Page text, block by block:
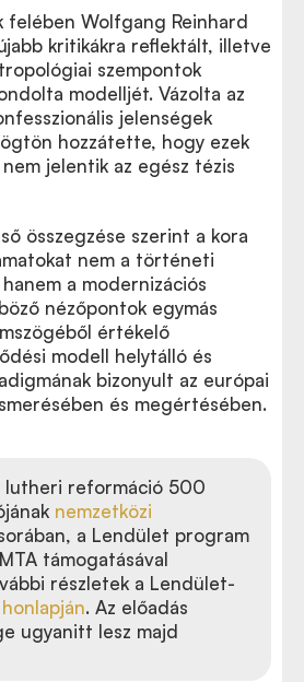
felében Wolfgang Reinhard
kritikákra reflektált, illetve
szempontok
modelljét. Vázolta az
jelenségek
hozzátette, hogy ezek
jelentik az egész tézis
összegzése szerint a kora
nem a történeti
a modernizációs
nézőpontok egymás
értékelő
modell helytálló és
bizonyult az európai
és megértésében.
lutheri reformáció 500
nemzetközi
a Lendület program
támogatásával
részletek a Lendület-
honlapján. Az előadás
ugyanitt lesz majd